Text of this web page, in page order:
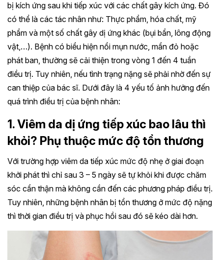
bị kích ứng sau khi tiếp xúc với các chất gây kích ứng. Đó
có thể là các tác nhân như: Thực phẩm, hóa chất, mỹ
phẩm và một số chất gây dị ứng khác (bụi bẩn, lông động
vật,…). Bệnh có biểu hiện nổi mụn nước, mẩn đỏ hoặc
phát ban, thường sẽ cải thiện trong vòng 1 đến 4 tuần
điều trị. Tuy nhiên, nếu tình trạng nặng sẽ phải nhờ đến sự
can thiệp của bác sĩ. Dưới đây là 4 yếu tố ảnh hưởng đến
quá trình điều trị của bệnh nhân:
1. Viêm da dị ứng tiếp xúc bao lâu thì
khỏi? Phụ thuộc mức độ tổn thương
Với trường hợp viêm da tiếp xúc mức độ nhẹ ở giai đoạn
khởi phát thì chỉ sau 3 – 5 ngày sẽ tự khỏi khi được chăm
sóc cẩn thận mà không cần đến các phương pháp điều trị.
Tuy nhiên, những bệnh nhân bị tổn thương ở mức độ nặng
thì thời gian điều trị và phục hồi sau đó sẽ kéo dài hơn.